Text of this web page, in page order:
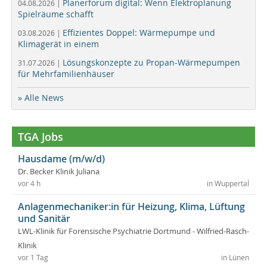
04.08.2026 | Planerforum digital: Wenn Elektroplanung
Spielräume schafft
03.08.2026 | Effizientes Doppel: Wärmepumpe und
Klimagerät in einem
31.07.2026 | Lösungskonzepte zu Propan-Wärmepumpen
für Mehrfamilienhäuser
» Alle News
TGA Jobs
Hausdame (m/w/d)
Dr. Becker Klinik Juliana
in Wuppertal
vor 4 h
Anlagenmechaniker:in für Heizung, Klima, Lüftung
und Sanitär
LWL-Klinik für Forensische Psychiatrie Dortmund - Wilfried-Rasch-
Klinik
in Lünen
vor 1 Tag